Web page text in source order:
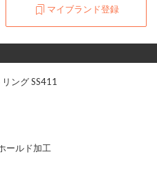
マイブランド登録
ング SS411
ールド加工